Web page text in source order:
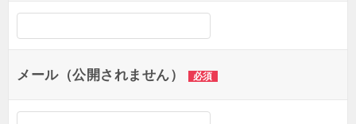
ー
シ
ョメール（公開されません） 必須